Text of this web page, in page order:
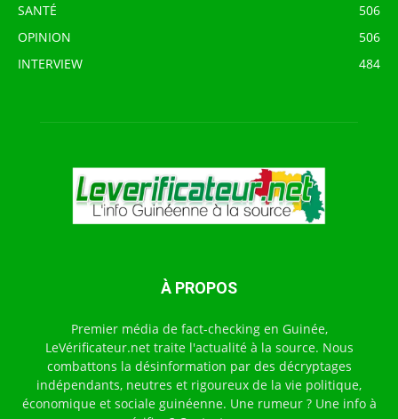
SANTÉ
506
OPINION
506
INTERVIEW
484
À PROPOS
Premier média de fact-checking en Guinée,
LeVérificateur.net traite l'actualité à la source. Nous
combattons la désinformation par des décryptages
indépendants, neutres et rigoureux de la vie politique,
économique et sociale guinéenne. Une rumeur ? Une info à